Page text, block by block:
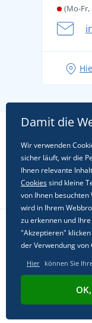
(Mo-Fr,
Folgen
Damit die
Wir verwenden
sicher läuft, wir die
Ihnen relevante
Cookiessind kleine
von Ihnen besuchten
wird in Ihrem
zu erkennen und
"Akzeptieren"
der Verwendung von
Hier können Sie